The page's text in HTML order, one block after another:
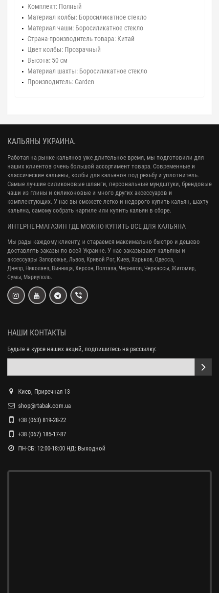
Комплект: Полный
Материал колбы: Боросиликатное стекло
Материал чаши: Боросиликатное стекло
Страна-производитель товара: Китай
Цвет колбы: Прозрачный
Высота: 50 см
Материал шахты: Боросиликатное стекло
Производитель: Garden
КАЛЬЯНЫ УКРАИНА.
Работая на рынке кальянов уже длительное время, мы подготовили для
наших клиентов очень большой ассортимент товара. Современные и
классические кальяны, колбы для кальянов под резьбу и уплотнитель.
Самые лучшие силиконовые шланги, персональные мундштуки, брендовые
чаши из глины и силиконовые и много других аксессуаров и
комплектующих. У нас вы сможете легко и недорого купить кальян, шахту
кальяна, самому собрать наргиле или купить кальян в сборе.
ИНТЕРНЕТ-МАГАЗИН ГДЕ МОЖНО КУПИТЬ ВСЕ ДЛЯ КАЛЬЯНА
Мы рады каждому клиенту, и стараемся максимально быстро и дешево
доставлять заказы по всей Украине. У нас заказывают кальяны и
аксессуары Запорожье, Львов, Кривой Рог, Киев, Харьков, Одесса,
Днепр, Николаев, Винница, Херсон, Полтава, Чернигов, Черкассы, Житомир,
Сумы, Мариуполь.
НАШИ КОНТАКТЫ
Будьте в курсе наших акций, подпишитесь на рассылку:
Киев, Приречная 13
shop@rtabak.com.ua
+38 (063) 819-28-22
+38 (067) 185-17-87
ПН-СБ: 12:00-18:00 НД: Выходной